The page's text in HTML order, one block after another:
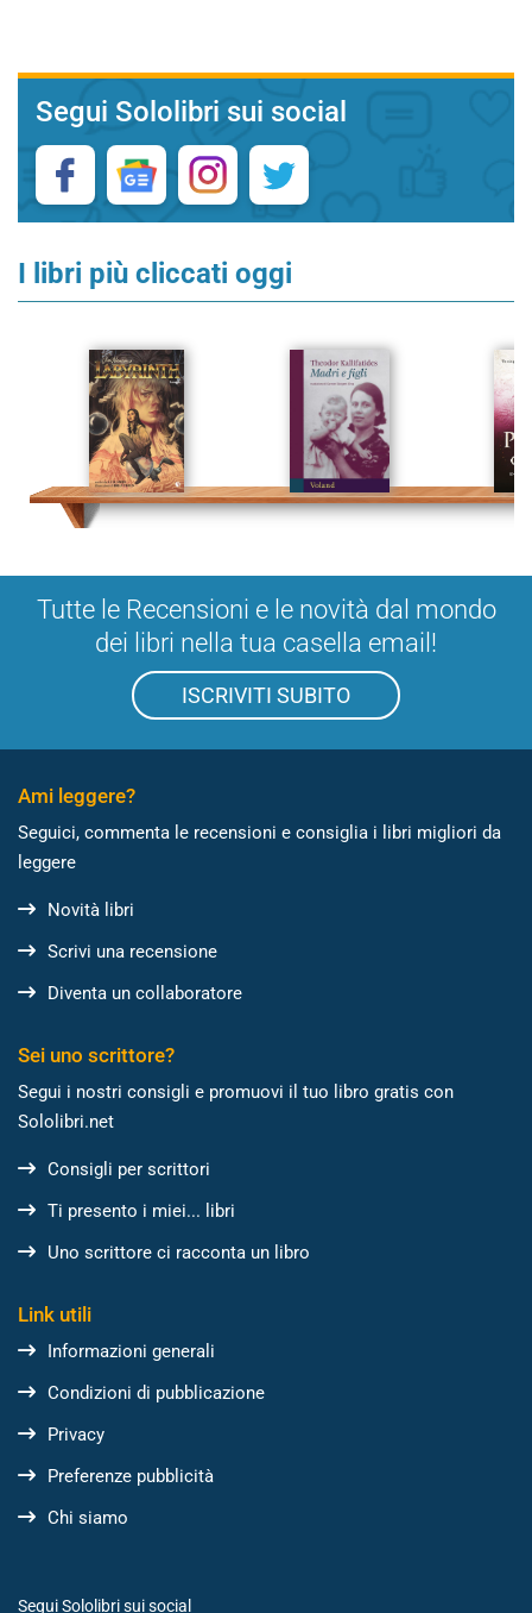
Segui Sololibri sui social
I libri più cliccati oggi
Tutte le Recensioni e le novità dal mondo
dei libri nella tua casella email!
ISCRIVITI SUBITO
Ami leggere?
Seguici, commenta le recensioni e consiglia i libri migliori da
leggere
Novità libri
Scrivi una recensione
Diventa un collaboratore
Sei uno scrittore?
Segui i nostri consigli e promuovi il tuo libro gratis con
Sololibri.net
Consigli per scrittori
Ti presento i miei... libri
Uno scrittore ci racconta un libro
Link utili
Informazioni generali
Condizioni di pubblicazione
Privacy
Preferenze pubblicità
Chi siamo
Segui Sololibri sui social